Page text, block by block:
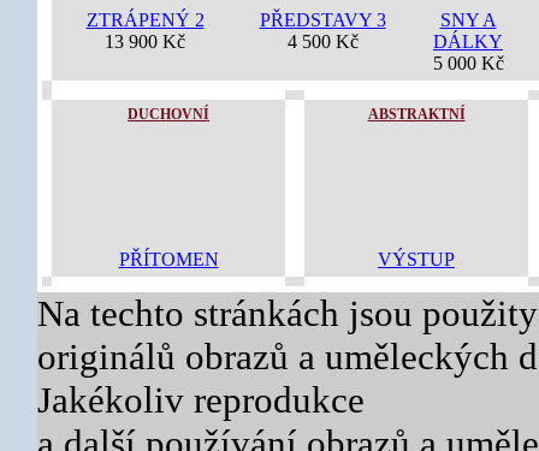
DUCHOVNÍ ABSTRAKTNÍ
Na techto stránkách jsou
a další používání obrazů a
se souhlasem výtvarníka.
Copyright 1997-2026 (c)
vyhrazena. Kontakt:
Odkazy:Maluj.cz - výtvarné potřeby,Obrazy Dagmar
stroje ,šicí stroje,